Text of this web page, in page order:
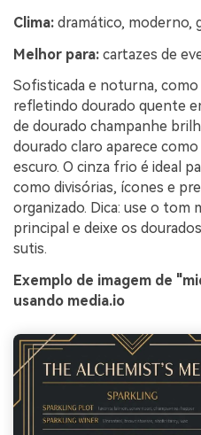
Clima: dramático, moderno,
Melhor para: cartazes de
Sofisticada e noturna, como
refletindo dourado quente
de dourado champanhe
dourado claro aparece
escuro. O cinza frio é ideal
como divisórias, ícones e
organizado. Dica: use o tom
principal e deixe os
sutis.
Exemplo de imagem de
usando media.io